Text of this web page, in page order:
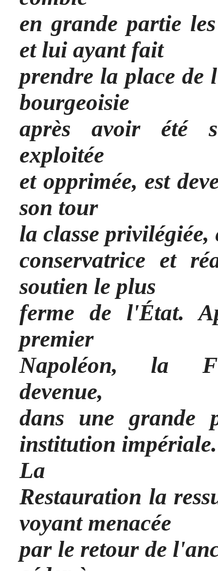
en grande partie
et lui ayant fait
prendre la place
bourgeoisie
après avoir été
exploitée
et opprimée, est
son tour
la classe privilégiée,
conservatrice et
soutien le plus
ferme de l'État.
premier
Napoléon, la
devenue,
dans une grande
institution impériale.
La
Restauration la
voyant menacée
par le retour de